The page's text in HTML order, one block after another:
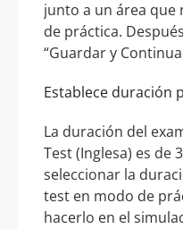
junto a un área que
de práctica.
“Guardar y
Establece duración
La duración del
Test (Inglesa) es de
seleccionar la
test en modo de
hacerlo en el